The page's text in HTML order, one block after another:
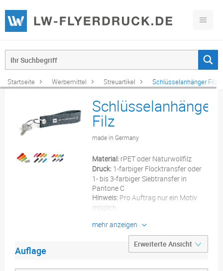
Startseite Werbemittel Streuartikel Schlüsselanhänger Filz
Schlüsselanhänger
Filz
made in Germany
Material: rPET oder Naturwollfilz
Druck: 1-farbiger Flocktransfer oder
1- bis 3-farbiger Siebtransfer in
Pantone C
Hinweis: Pro Auftrag nur ein Motiv
möglich
mehr anzeigen
Auflage